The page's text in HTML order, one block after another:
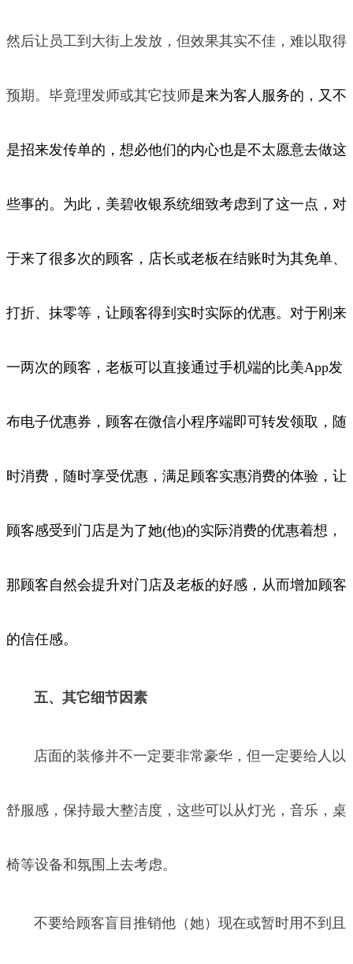
然后让员工到大街上发放，但效果其实不佳，难以取得
预期。毕竟理发师或其它技师是来为客人服务的，又不
是招来发传单的，想必他们的内心也是不太愿意去做这
些事的。为此，美碧收银系统细致考虑到了这一点，对
于来了很多次的顾客，店长或老板在结账时为其免单、
打折、抹零等，让顾客得到实时实际的优惠。对于刚来
一两次的顾客，老板可以直接通过手机端的比美App发
布电子优惠券，顾客在微信小程序端即可转发领取，随
时消费，随时享受优惠，满足顾客实惠消费的体验，让
顾客感受到门店是为了她(他)的实际消费的优惠着想，
那顾客自然会提升对门店及老板的好感，从而增加顾客
的信任感。
五、其它细节因素
店面的装修并不一定要非常豪华，但一定要给人以
舒服感，保持最大整洁度，这些可以从灯光，音乐，桌
椅等设备和氛围上去考虑。
不要给顾客盲目推销他（她）现在或暂时用不到且